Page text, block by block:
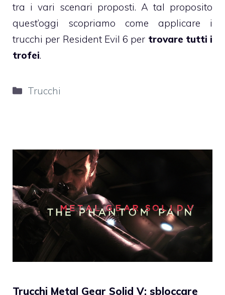
tra i vari scenari proposti. A tal proposito
quest’oggi scopriamo come applicare i
trucchi per Resident Evil 6 per trovare tutti i
trofei.
Categorie
Trucchi
Trucchi Metal Gear Solid V: sbloccare